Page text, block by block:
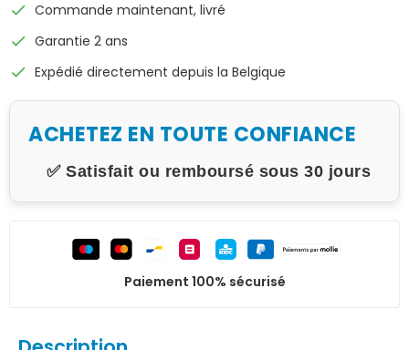
check Commande maintenant, livré
check Garantie 2 ans
check Expédié directement depuis la Belgique
ACHETEZ EN TOUTE CONFIANCE
✅ Satisfait ou remboursé sous 30 jours
Paiement 100% sécurisé